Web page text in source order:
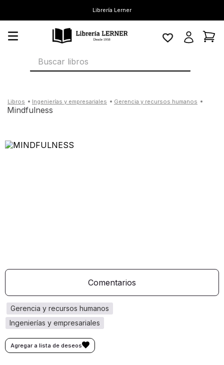
Librería Lerner
Buscar libros
ingenierías y empresariales gerencia y recursos humanos
mindfulness
Comentarios
ingenierías y empresariales
gerencia y recursos humanos